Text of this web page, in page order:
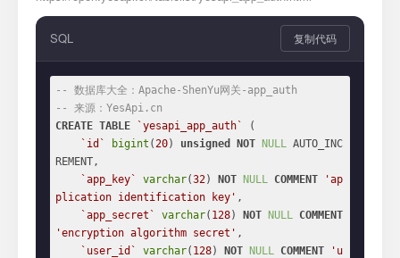
SQL 复制代码
-- 数据库大全：Apache-ShenYu网关-app_auth
-- 来源：YesApi.cn
CREATE TABLE `yesapi_app_auth`
(
`id`
bigint (20) unsigned NOT NULL AUTO_INC
REMENT,
`app_key`
varchar(32) NOT NULL COMMENT
'ap
plication identification key' ,
`app_secret`
varchar( 128) NOT NULL COMMENT
'encryption algorithm secret' ,
`user_id`
varchar( 128) NOT NULL COMMENT
'u